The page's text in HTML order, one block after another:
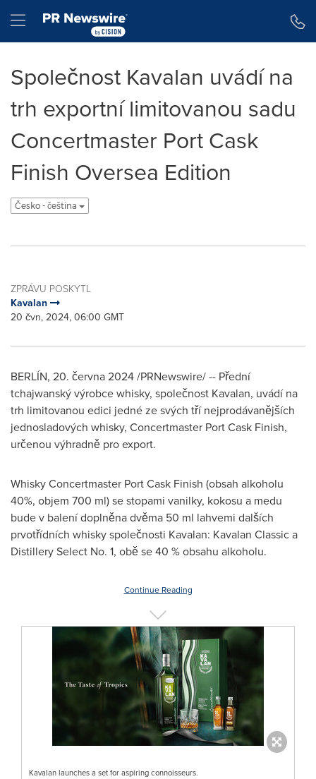
Hamburger menu
Společnost Kavalan uvádí na
trh exportní limitovanou sadu
Concertmaster Port Cask
Finish Oversea Edition
Česko - čeština
ZPRÁVU POSKYTL
Kavalan
20 čvn, 2024, 06:00 GMT
BERLÍN, 20. června 2024/PRNewswire/ -- Přední
tchajwanský výrobce whisky, společnost Kavalan, uvádí na
trh limitovanou edici jedné ze svých tří nejprodávanějších
jednosladových whisky, Concertmaster Port Cask Finish,
určenou výhradně pro export.
Whisky Concertmaster Port Cask Finish (obsah alkoholu
40%, objem 700 ml) se stopami vanilky, kokosu a medu
bude v balení doplněna dvěma 50 ml lahvemi dalších
prvotřídních whisky společnosti Kavalan: Kavalan Classic a
Distillery Select No. 1, obě se 40 % obsahu alkoholu.
Continue Reading
Kavalan launches a set for aspiring connoisseurs.